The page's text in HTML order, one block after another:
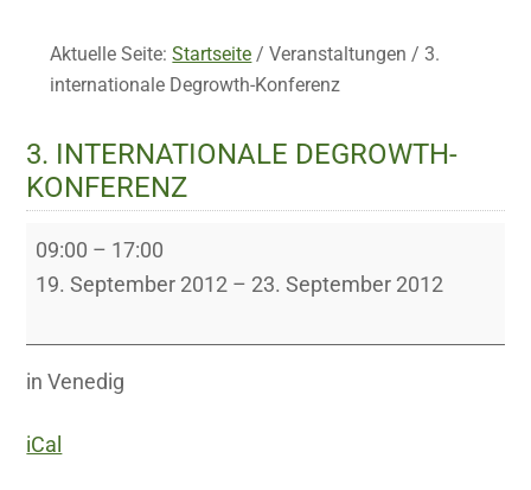
Aktuelle Seite:Startseite / Veranstaltungen/ 3.
internationale Degrowth-Konferenz
3. INTERNATIONALE DEGROWTH-
KONFERENZ
3.
internationale
Konferenz
09:00 – 17:00
19. September 2012 – 23. September 2012
in Venedig
iCal